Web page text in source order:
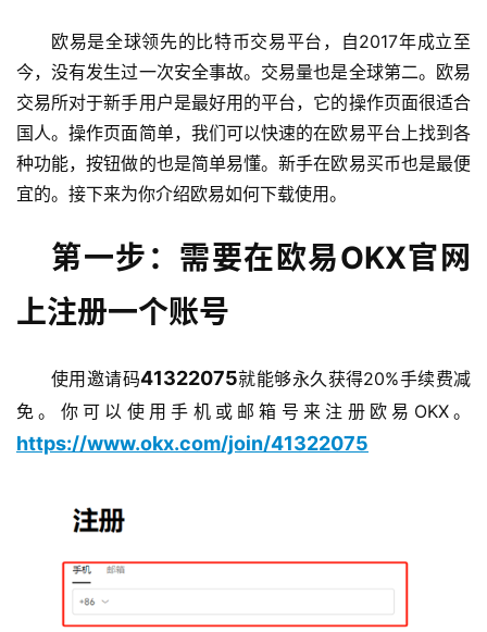
欧易是全球领先的比特币交易平台，自2017年成立至
今，没有发生过一次安全事故。交易量也是全球第二。欧易
交易所对于新手用户是最好用的平台，它的操作页面很适合
国人。操作页面简单，我们可以快速的在欧易平台上找到各
种功能，按钮做的也是简单易懂。新手在欧易买币也是最便
宜的。接下来为你介绍欧易如何下载使用。
第一步：需要在欧易OKX官网
上注册一个账号
使用邀请码41322075就能够永久获得20%手续费减
免。你可以使用手机或邮箱号来注册欧易OKX。
https://www.okx.com/join/41322075